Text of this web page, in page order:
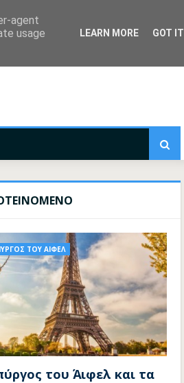
ΤΟΥ ΑΙΦΕΛ
του Άιφελ και τα
agent
usage
LEARN MORE GOT IT